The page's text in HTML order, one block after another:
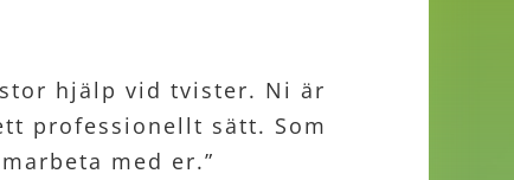
hjälp vid tvister. Ni är
professionellt sätt. Som
med er.”
aktiviteterna. Det bästa
företaget
IT!”
kompetent personal och
som jag vill ha som